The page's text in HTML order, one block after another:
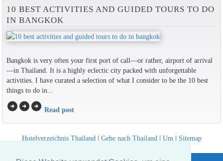
10 BEST ACTIVITIES AND GUIDED TOURS TO DO
IN BANGKOK
Bangkok is very often your first port of call—or rather, airport of arrival
—in Thailand. It is a highly eclectic city packed with unforgettable
activities. I have curated a selection of what I consider to be the 10 best
things to do in...
arrow_circle_rightarrow_circle_rightarrow_circle_right Read post
Hotelverzeichnis Thailand | Gehe nach Thailand | Um | Sitemap